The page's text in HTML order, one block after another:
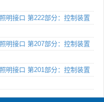
明接口 第222部分：控制装置
明接口 第207部分：控制装置
明接口 第201部分：控制装置